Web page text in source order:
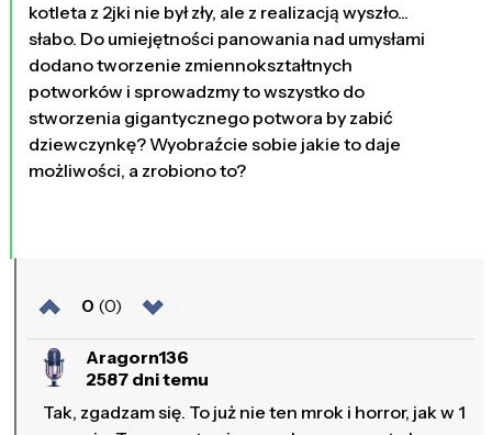
kotleta z 2jki nie był zły, ale z realizacją wyszło...
słabo. Do umiejętności panowania nad umysłami
dodano tworzenie zmiennokształtnych
potworków i sprowadzmy to wszystko do
stworzenia gigantycznego potwora by zabić
dziewczynkę? Wyobraźcie sobie jakie to daje
możliwości, a zrobiono to?
0 (0)
Aragorn136
2587 dni temu
Tak, zgadzam się. To już nie ten mrok i horror, jak w 1